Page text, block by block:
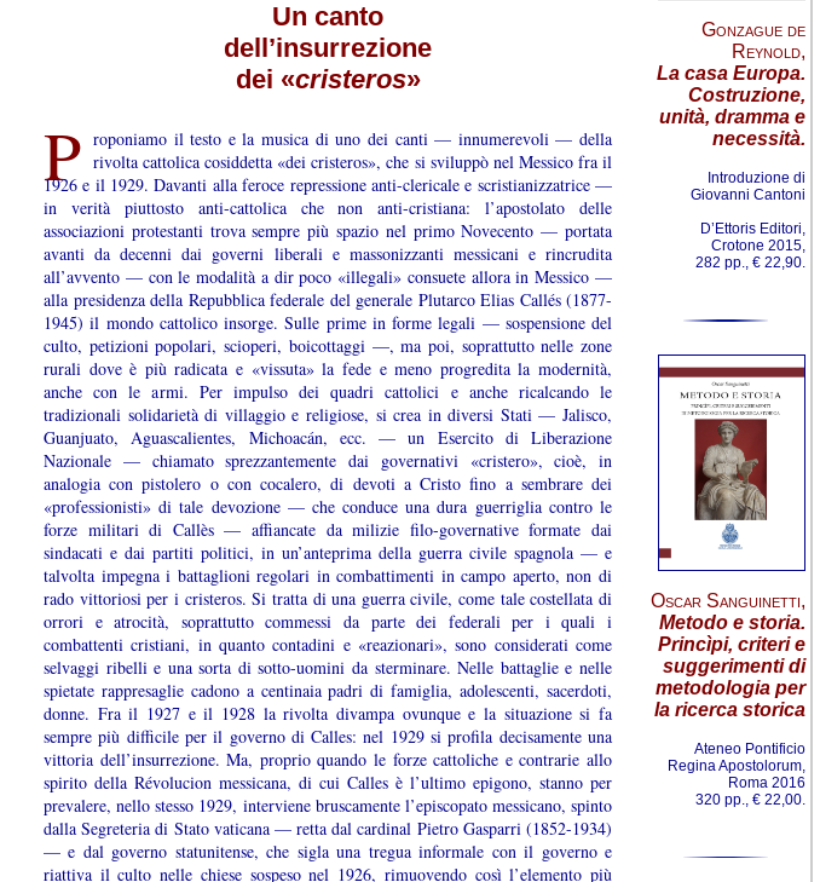
Un canto
dell’insurrezione
dei «cristeros»
P roponiamo il testo e la musica di uno dei canti — innumerevoli — della
rivolta cattolica cosiddetta «dei cristeros», che si sviluppò nel Messico fra il
1926 e il 1929. Davanti alla feroce repressione anti-clericale e scristianizzatrice —
in verità piuttosto anti-cattolica che non anti-cristiana: l’apostolato delle
associazioni protestanti trova sempre più spazio nel primo Novecento — portata
avanti da decenni dai governi liberali e massonizzanti messicani e rincrudita
all’avvento — con le modalità a dir poco «illegali» consuete allora in Messico —
alla presidenza della Repubblica federale del generale Plutarco Elias Callés (1877-
1945) il mondo cattolico insorge. Sulle prime in forme legali — sospensione del
culto, petizioni popolari, scioperi, boicottaggi —, ma poi, soprattutto nelle zone
rurali dove è più radicata e «vissuta» la fede e meno progredita la modernità,
anche con le armi. Per impulso dei quadri cattolici e anche ricalcando le
tradizionali solidarietà di villaggio e religiose, si crea in diversi Stati — Jalisco,
Guanjuato, Aguascalientes, Michoacán, ecc. — un Esercito di Liberazione
Nazionale — chiamato sprezzantemente dai governativi «cristero», cioè, in
analogia con pistolero o con cocalero, di devoti a Cristo fino a sembrare dei
«professionisti» di tale devozione — che conduce una dura guerriglia contro le
forze militari di Callès — affiancate da milizie filo-governative formate dai
sindacati e dai partiti politici, in un’anteprima della guerra civile spagnola — e
talvolta impegna i battaglioni regolari in combattimenti in campo aperto, non di
rado vittoriosi per i cristeros. Si tratta di una guerra civile, come tale costellata di
orrori e atrocità, soprattutto commessi da parte dei federali per i quali i
combattenti cristiani, in quanto contadini e «reazionari», sono considerati come
selvaggi ribelli e una sorta di sotto-uomini da sterminare. Nelle battaglie e nelle
spietate rappresaglie cadono a centinaia padri di famiglia, adolescenti, sacerdoti,
donne. Fra il 1927 e il 1928 la rivolta divampa ovunque e la situazione si fa
sempre più difficile per il governo di Calles: nel 1929 si profila decisamente una
vittoria dell’insurrezione. Ma, proprio quando le forze cattoliche e contrarie allo
spirito della Révolucion messicana, di cui Calles è l’ultimo epigono, stanno per
prevalere, nello stesso 1929, interviene bruscamente l’episcopato messicano, spinto
dalla Segreteria di Stato vaticana — retta dal cardinal Pietro Gasparri (1852-1934)
— e dal governo statunitense, che sigla una tregua informale con il governo e
riattiva il culto nelle chiese sospeso nel 1926, rimuovendo così l’elemento più
Gonzague de
Reynold,
La casa Europa.
Costruzione,
unità, dramma e
necessità.
Introduzione di
Giovanni Cantoni
D’Ettoris Editori,
Crotone 2015,
282 pp., € 22,90.
Oscar Sanguinetti,
Metodo e storia.
Princìpi, criteri e
suggerimenti di
metodologia per
la ricerca storica
Ateneo Pontificio
Regina Apostolorum,
Roma 2016
320 pp., € 22,00.